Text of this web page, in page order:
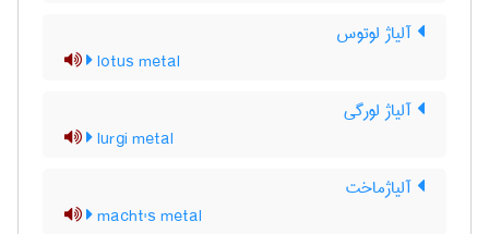
آلیاژ لوتوس
lotus metal
آلیاژ لورگی
lurgi metal
آلیاژماخت
macht's metal